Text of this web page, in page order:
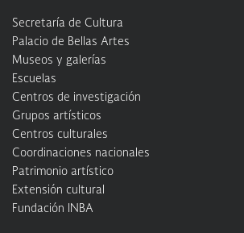
Secretaría de Cultura
Palacio de Bellas Artes
Museos y galerías
Escuelas
Centros de investigación
Grupos artísticos
Centros culturales
Coordinaciones nacionales
Patrimonio artístico
Extensión cultural
Fundación INBA